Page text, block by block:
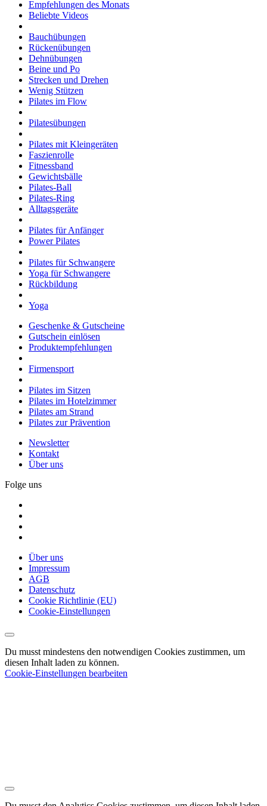
Empfehlungen des Monats
Beliebte Videos
Bauchübungen
Rückenübungen
Dehnübungen
Beine und Po
Strecken und Drehen
Wenig Stützen
Pilates im Flow
Pilatesübungen
Pilates mit Kleingeräten
Faszienrolle
Fitnessband
Gewichtsbälle
Pilates-Ball
Pilates-Ring
Alltagsgeräte
Pilates für Anfänger
Power Pilates
Pilates für Schwangere
Yoga für Schwangere
Rückbildung
Yoga
Geschenke & Gutscheine
Gutschein einlösen
Produktempfehlungen
Firmensport
Pilates im Sitzen
Pilates im Hotelzimmer
Pilates am Strand
Pilates zur Prävention
Newsletter
Kontakt
Über uns
Folge uns
Über uns
Impressum
AGB
Datenschutz
Cookie Richtlinie (EU)
Cookie-Einstellungen
Du musst mindestens den notwendigen Cookies zustimmen, um
diesen Inhalt laden zu können.
Cookie-Einstellungen bearbeiten